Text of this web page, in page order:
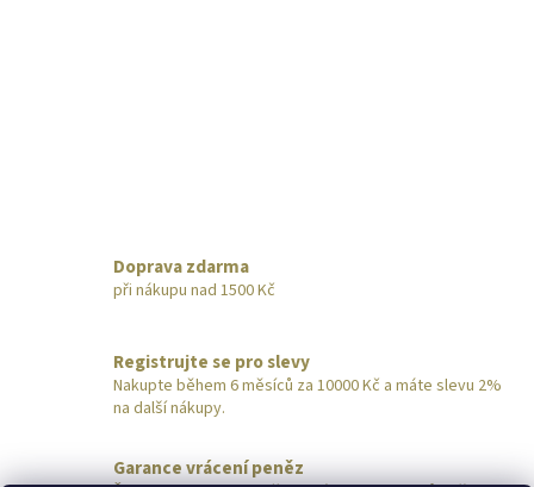
Doprava zdarma
při nákupu nad 1500 Kč
Registrujte se pro slevy
Nakupte během 6 měsíců za 10000 Kč a máte slevu 2%
na další nákupy.
Garance vrácení peněz